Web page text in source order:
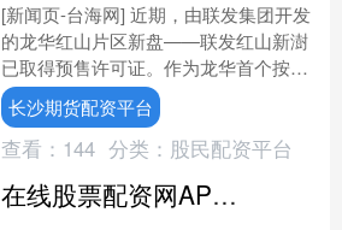
[新闻页-台海网] 近期，由联发集团开发
的龙华红山片区新盘——联发红山新澍
已取得预售许可证。作为龙华首个按新
国标建设的项目，本次共推出332套住
宅，户型涵盖69....
长沙期货配资平台
查看： 144 分类： 股民配资平台
在线股票配资网APP下载 “靠前+精准”服务 平度保障民营经济项目早开工建设